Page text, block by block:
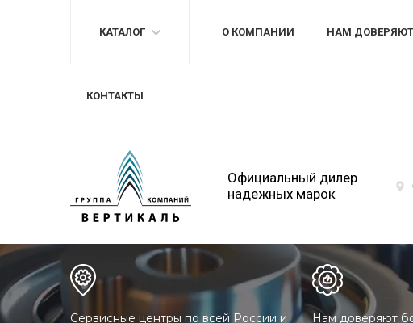
КАТАЛОГ О КОМПАНИИ НАМ ДОВЕРЯЮТ
КОНТАКТЫ
Официальный дилер
надежных марок
Сервисные центры по всей России и
Нам доверяют